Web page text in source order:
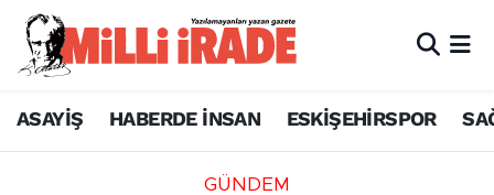
ASAYİŞ HABERDE İNSAN ESKİŞEHİRSPOR
GÜNDEM